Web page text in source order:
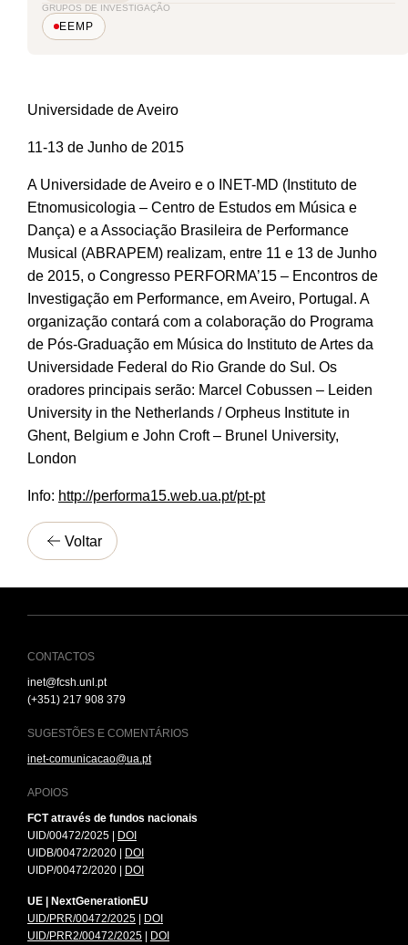
GRUPOS DE INVESTIGAÇÃO
EEMP
Universidade de Aveiro
11-13 de Junho de 2015
A Universidade de Aveiro e o INET-MD (Instituto de
Etnomusicologia – Centro de Estudos em Música e
Dança) e a Associação Brasileira de Performance
Musical (ABRAPEM) realizam, entre 11 e 13 de Junho
de 2015, o Congresso PERFORMA’15 – Encontros de
Investigação em Performance, em Aveiro, Portugal. A
organização contará com a colaboração do Programa
de Pós-Graduação em Música do Instituto de Artes da
Universidade Federal do Rio Grande do Sul. Os
oradores principais serão: Marcel Cobussen – Leiden
University in the Netherlands / Orpheus Institute in
Ghent, Belgium e John Croft – Brunel University,
London
Info: http://performa15.web.ua.pt/pt-pt
Voltar
CONTACTOS
inet@fcsh.unl.pt
(+351) 217 908 379
SUGESTÕES E COMENTÁRIOS
inet-comunicacao@ua.pt
APOIOS
FCT através de fundos nacionais
UID/00472/2025 |
DOI
UIDB/00472/2020 |
DOI
UIDP/00472/2020 |
DOI
UE | NextGenerationEU
UID/PRR/00472/2025
DOI
UID/PRR2/00472/2025
DOI